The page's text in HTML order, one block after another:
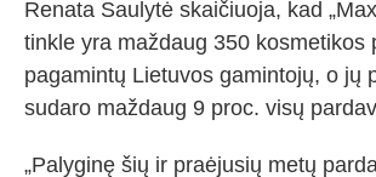
Renata Saulytė skaičiuoja, kad
tinkle yra maždaug 350 kosmetikos
pagamintų Lietuvos gamintojų, o jų
sudaro maždaug 9 proc. visų
„Palyginę šių ir praėjusių metų